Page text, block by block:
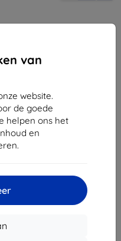
van
website.
de goede
helpen ons het
en